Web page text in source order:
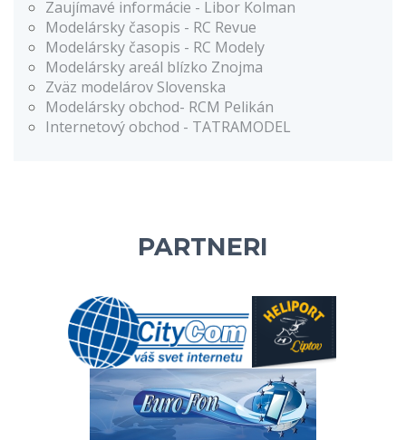
Zaujímavé informácie - Libor Kolman
Modelársky časopis - RC Revue
Modelársky časopis - RC Modely
Modelársky areál blízko Znojma
Zväz modelárov Slovenska
Modelársky obchod- RCM Pelikán
Internetový obchod - TATRAMODEL
PARTNERI